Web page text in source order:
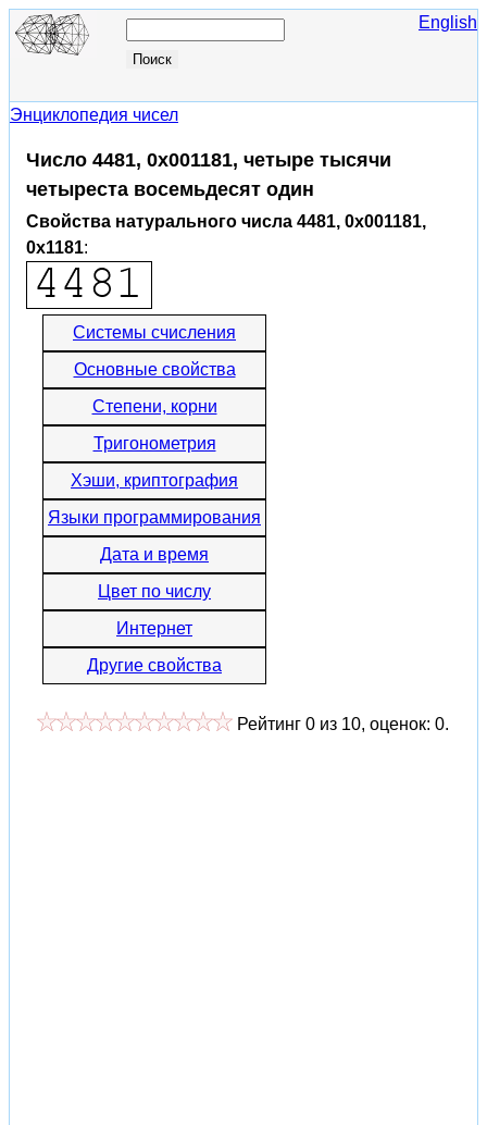
English
Энциклопедия чисел
Число 4481, 0x001181, четыре тысячи
четыреста восемьдесят один
Свойства натурального числа 4481, 0x001181,
0x1181:
Системы счисления
Основные свойства
Степени, корни
Тригонометрия
Хэши, криптография
Языки программирования
Дата и время
Цвет по числу
Интернет
Другие свойства
Рейтинг 0 из 10, оценок: 0.